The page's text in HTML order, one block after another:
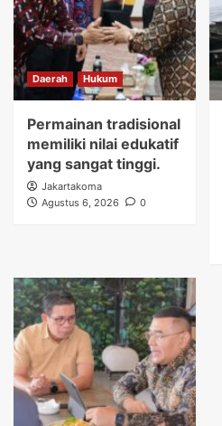
Daerah Hukum
Permainan tradisional
memiliki nilai edukatif
yang sangat tinggi.
Jakartakoma
Agustus 6, 2026
0